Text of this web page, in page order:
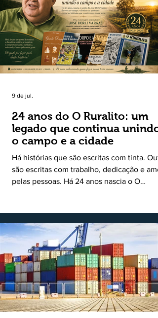
24 anos do O Ruralito: um
legado que continua unindo
o campo e a cidade
Há histórias que são escritas com tinta.
são escritas com trabalho, dedicação e
pelas pessoas. Há 24 anos nascia o O
das comunidades e dar voz às pessoas que
muitas vezes passam despercebidas pelos
grandes meios de comunicação. Muito mais
do que um jornal ou um portal de notícias,
Ruralito tornou-se uma missão. Essa missão
nasceu do
9 de jul.